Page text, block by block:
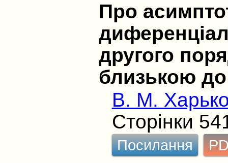
Про
другого
близькою до
В. М.
Сторінки
Посилання